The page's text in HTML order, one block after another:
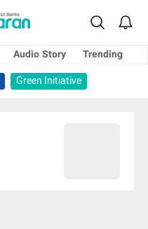
Audio Story
Trending
Green Initiative